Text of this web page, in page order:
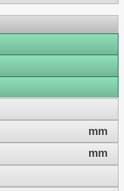
mm
mm